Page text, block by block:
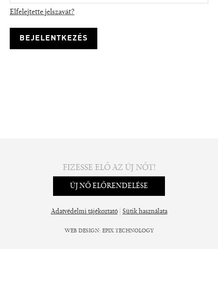
Elfelejtette jelszavát?
FIZESSE ELŐ AZ ÚJ NŐT!
ÚJ NŐ ELŐRENDELÉSE
Adatvédelmi tájékoztató| Sütik használata
WEB DESIGN: EPIX TECHNOLOGY